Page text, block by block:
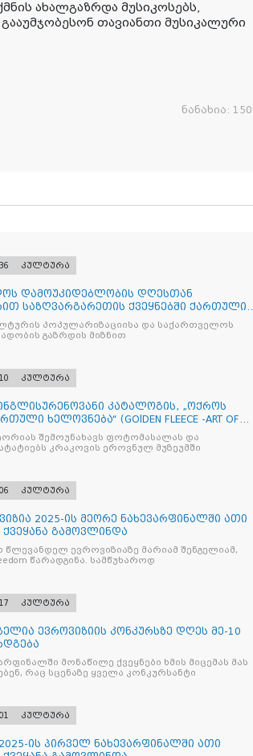
ახალგაზრდა მუსიკოსებს,
თავიანთი მუსიკალური
ნანახია:
კულტურა
დამოუკიდებლობის დღესთან
საზღვარგარეთის ქვეყნებში ქართული
აღ
პოპულარიზაციისა და საქართველოს
გაზრდის მიზნით
კულტურა
კატალოგის, „ოქროს
ხელოვნება“ (GOlDEN FLEECE -ART OF
შემოუნახავს ფოტომასალას და
კრაკოვის ეროვნულ მუზეუმში
კულტურა
2025-ის მეორე ნახევარფინალში ათი
გამოვლინდა
ევროვიზიაზე მარიამ შენგელიამ,
წარადგინა. სამწუხაროდ
კულტურა
ევროვიზიის კონკურსზე დღეს მე-10
მონაწილე ქვეყნები ხმის მიცემას მას
რაც სცენაზე ყველა კონკურსანტი
კულტურა
ის პირველ ნახევარფინალში ათი